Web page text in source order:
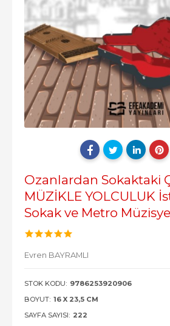
Ozanlardan Sokaktaki
MÜZİKLE YOLCULUK
Sokak ve Metro
Evren BAYRAMLI
STOK KODU: 9786253920906
BOYUT: 16 X 23,5 CM
SAYFA SAYISI: 222